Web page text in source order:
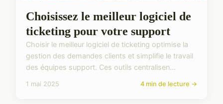
Choisissez le meilleur logiciel de
ticketing pour votre support
Choisir le meilleur logiciel de ticketing optimise la
gestion des demandes clients et simplifie le travail
des équipes support. Ces outils centralisen...
1 mai 2025 4 min de lecture →